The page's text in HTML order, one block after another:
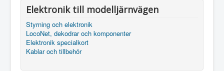
Elektronik till modelljärnvägen
Styrning och elektronik
LocoNet, dekodrar och komponenter
Elektronik specialkort
Kablar och tillbehör